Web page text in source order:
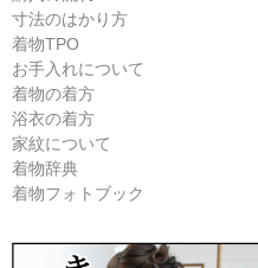
寸法のはかり方
着物TPO
お手入れについて
着物の着方
浴衣の着方
家紋について
着物辞典
着物フォトブック